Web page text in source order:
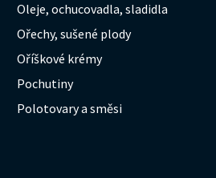
Oleje, ochucovadla, sladidla
Ořechy, sušené plody
Oříškové krémy
Pochutiny
Polotovary a směsi